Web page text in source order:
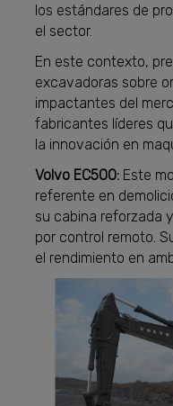
los estándares de
el sector.
En este contexto,
excavadoras sobre
impactantes del
fabricantes líderes
la innovación en
Volvo EC500: Este
referente en
su cabina reforzada
por control remoto.
el rendimiento en